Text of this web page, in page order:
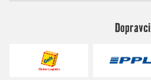
Dopravci